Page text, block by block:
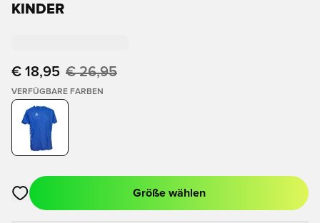
INDER
€ 18,95 € 26,95
VERFÜGBARE FARBEN
Öffnet ein Fenster zum Anmelden oder Registrieren als
Größe wählen